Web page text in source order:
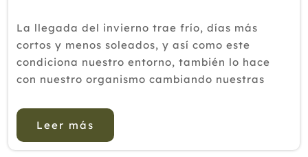
2014
2013
2012
La llegada del invierno trae frío, días más
cortos y menos soleados, y así como este
condiciona nuestro entorno, también lo hace
con nuestro organismo cambiando nuestras
Nuestro clima nos marca en gran med...
Leer más